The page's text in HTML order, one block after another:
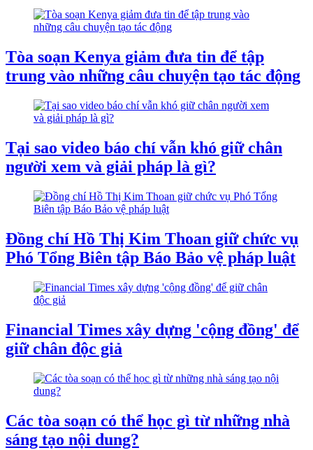
Tòa soạn Kenya giảm đưa tin để tập
trung vào những câu chuyện tạo tác động
Tại sao video báo chí vẫn khó giữ chân
người xem và giải pháp là gì?
Đồng chí Hồ Thị Kim Thoan giữ chức vụ
Phó Tổng Biên tập Báo Bảo vệ pháp luật
Financial Times xây dựng 'cộng đồng' để
giữ chân độc giả
Các tòa soạn có thể học gì từ những nhà
sáng tạo nội dung?